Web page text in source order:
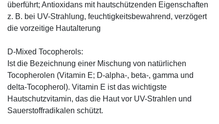
überführt; Antioxidans mit hautschützenden Eigenschaften
z. B. bei UV-Strahlung, feuchtigkeitsbewahrend, verzögert
die vorzeitige Hautalterung
D-Mixed Tocopherols:
Ist die Bezeichnung einer Mischung von natürlichen
Tocopherolen (Vitamin E; D-alpha-, beta-, gamma und
delta-Tocopherol). Vitamin E ist das wichtigste
Hautschutzvitamin, das die Haut vor UV-Strahlen und
Sauerstoffradikalen schützt.